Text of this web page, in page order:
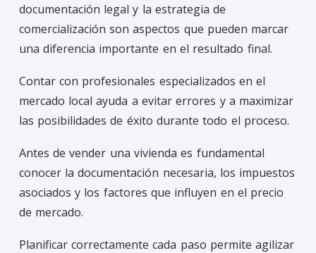
documentación legal y la estrategia de
comercialización son aspectos que pueden marcar
una diferencia importante en el resultado final.
Contar con profesionales especializados en el
mercado local ayuda a evitar errores y a maximizar
las posibilidades de éxito durante todo el proceso.
Antes de vender una vivienda es fundamental
conocer la documentación necesaria, los impuestos
asociados y los factores que influyen en el precio
de mercado.
Planificar correctamente cada paso permite agilizar